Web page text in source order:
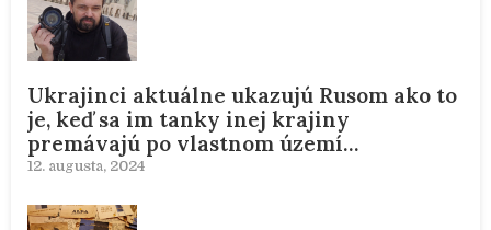
Ukrajinci aktuálne ukazujú Rusom ako to
je, keď sa im tanky inej krajiny
premávajú po vlastnom území…
12. augusta, 2024